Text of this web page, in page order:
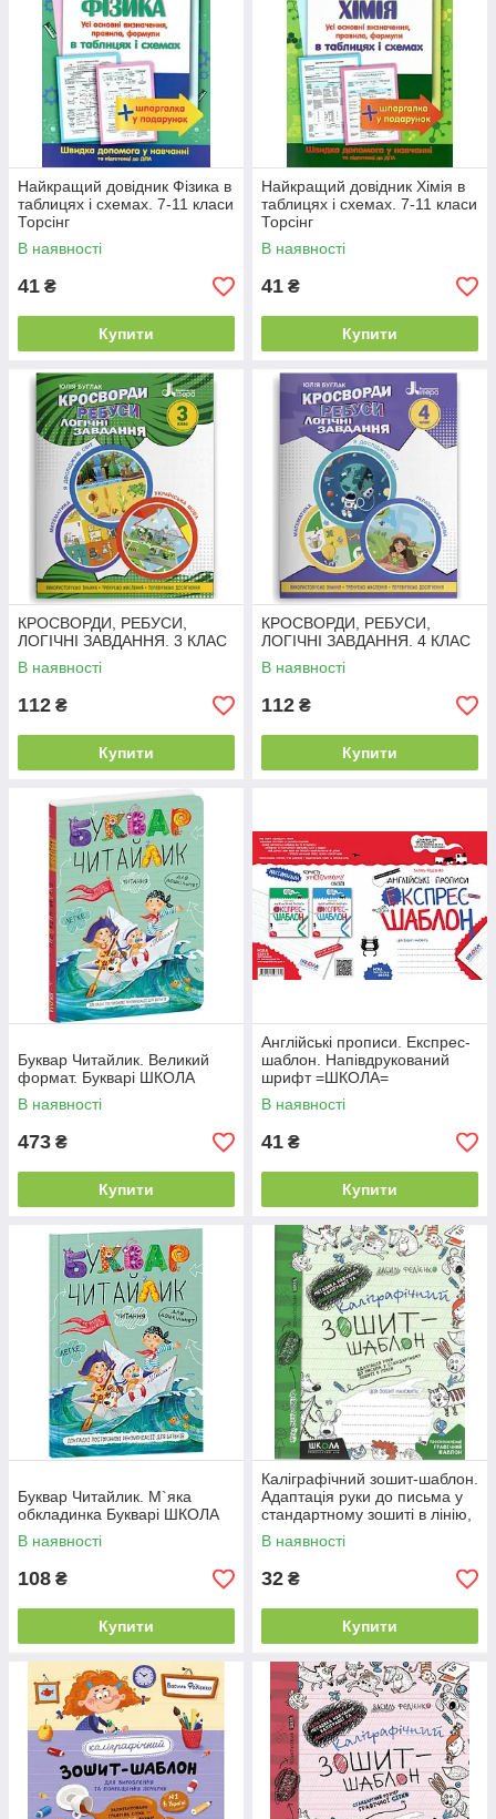
Найкращий довідник Фізика в
таблицях і схемах. 7-11 класи
Торсінг
В наявності
41 ₴
Купити
Найкращий довідник Хімія в
таблицях і схемах. 7-11 класи
Торсінг
В наявності
41 ₴
Купити
КРОСВОРДИ, РЕБУСИ,
ЛОГІЧНІ ЗАВДАННЯ. 3 КЛАС
В наявності
112 ₴
Купити
КРОСВОРДИ, РЕБУСИ,
ЛОГІЧНІ ЗАВДАННЯ. 4 КЛАС
В наявності
112 ₴
Купити
Буквар Читайлик. Великий
формат. Букварі ШКОЛА
В наявності
473 ₴
Купити
Англійські прописи. Експрес-
шаблон. Напівдрукований
шрифт =ШКОЛА=
В наявності
41 ₴
Купити
Буквар Читайлик. М`яка
обкладинка Букварі ШКОЛА
В наявності
108 ₴
Купити
Каліграфічний зошит-шаблон.
Адаптація руки до письма у
стандартному зошиті в лінію,
зелений "ШКОЛА"
В наявності
32 ₴
Купити